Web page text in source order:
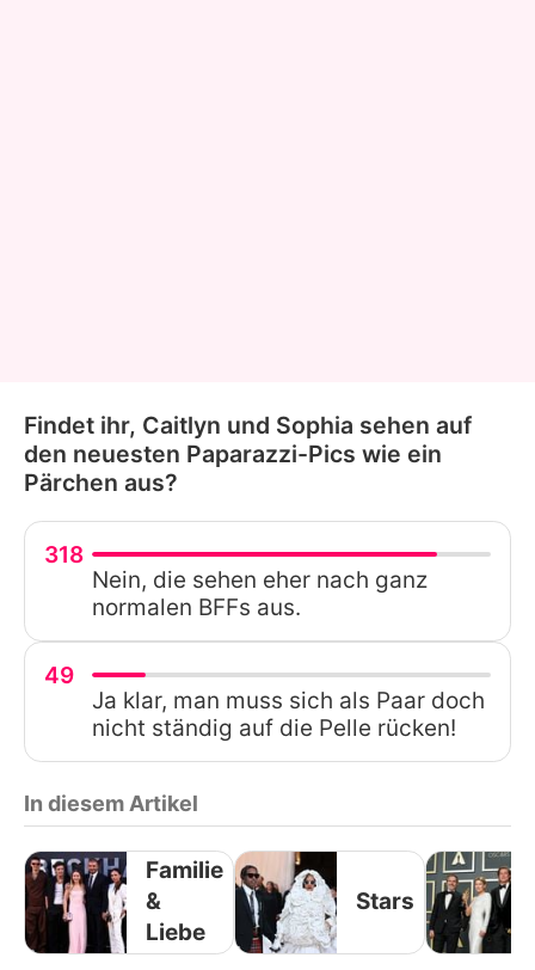
Findet ihr, Caitlyn und Sophia sehen auf
den neuesten Paparazzi-Pics wie ein
Pärchen aus?
318
Nein, die sehen eher nach ganz
normalen BFFs aus.
49
Ja klar, man muss sich als Paar doch
nicht ständig auf die Pelle rücken!
In diesem Artikel
Familie
&
Liebe
Stars